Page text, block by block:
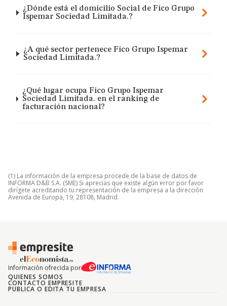
¿Dónde está el domicilio Social de Fico Grupo
Ispemar Sociedad Limitada.?
¿A qué sector pertenece Fico Grupo Ispemar
Sociedad Limitada.?
¿Qué lugar ocupa Fico Grupo Ispemar
Sociedad Limitada. en el ranking de
facturación nacional?
(1) La información de la empresa procede de la base de datos de
INFORMA D&B S.A. (SME) Si aprecias que existe algún error por favor
dirígete acreditando tu representación de la empresa a la dirección
Avenida de Europa, 19, 28108, Madrid.
Información ofrecida por
QUIENES SOMOS
CONTACTO EMPRESITE
PUBLICA O EDITA TU EMPRESA